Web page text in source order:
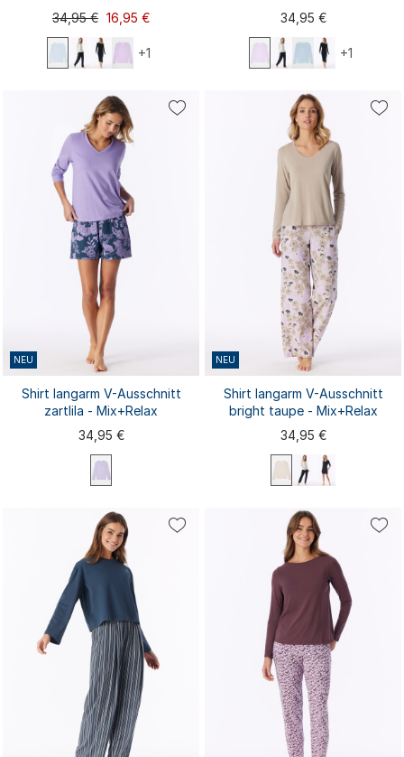
M L
XXL 3XL 4XL
34,95 € 16,95 €
+1
M
XXL 3XL 4XL
34,95 €
+1
NEU
M
XXL 3XL 4XL
Shirt langarm V-Ausschnitt
zartlila - Mix+Relax
34,95 €
NEU
M
XXL 4XL
Shirt langarm V-Ausschnitt
bright taupe - Mix+Relax
34,95 €